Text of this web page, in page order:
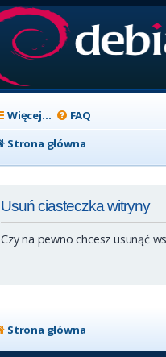
Więcej… FAQ
Strona główna
Usuń ciasteczka witryny
Czy na pewno chcesz usunąć
Strona główna